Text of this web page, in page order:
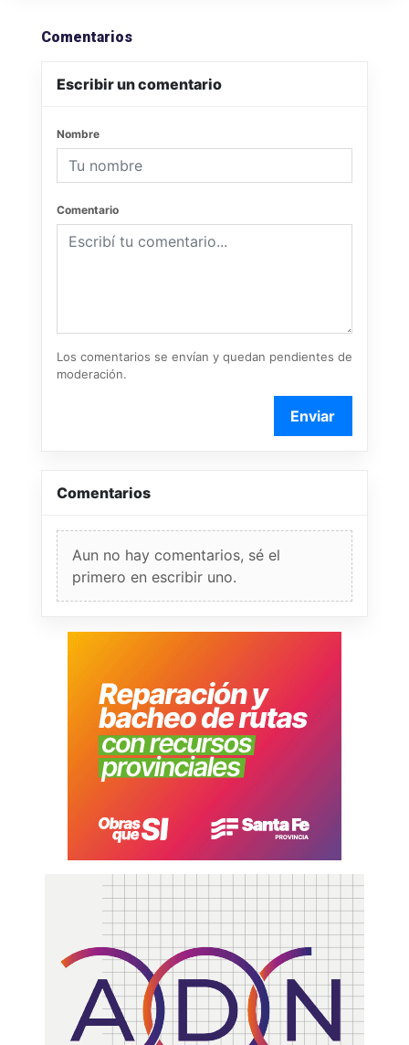
Comentarios
Escribir un comentario
Nombre
Comentario
Los comentarios se envían y quedan pendientes de
moderación.
Enviar
Comentarios
Aun no hay comentarios, sé el
primero en escribir uno.